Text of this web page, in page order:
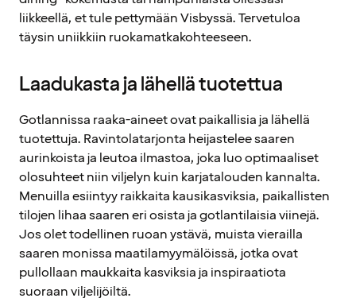
liikkeellä, et tule pettymään Visbyssä. Tervetuloa
täysin uniikkiin ruokamatkakohteeseen.
Laadukasta ja lähellä tuotettua
Gotlannissa raaka-aineet ovat paikallisia ja lähellä
tuotettuja. Ravintolatarjonta heijastelee saaren
aurinkoista ja leutoa ilmastoa, joka luo optimaaliset
olosuhteet niin viljelyn kuin karjatalouden kannalta.
Menuilla esiintyy raikkaita kausikasviksia, paikallisten
tilojen lihaa saaren eri osista ja gotlantilaisia viinejä.
Jos olet todellinen ruoan ystävä, muista vierailla
saaren monissa maatilamyymälöissä, jotka ovat
pullollaan maukkaita kasviksia ja inspiraatiota
suoraan viljelijöiltä.